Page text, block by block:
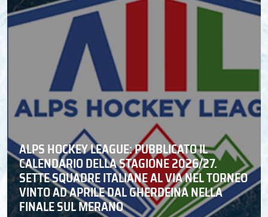
ALPS HOCKEY LEAGUE: PUBBLICATO IL
CALENDARIO DELLA STAGIONE 2026/27.
SETTE SQUADRE ITALIANE AL VIA NEL TORNEO
VINTO AD APRILE DAL GHERDEINA NELLA
FINALE SUL MERANO